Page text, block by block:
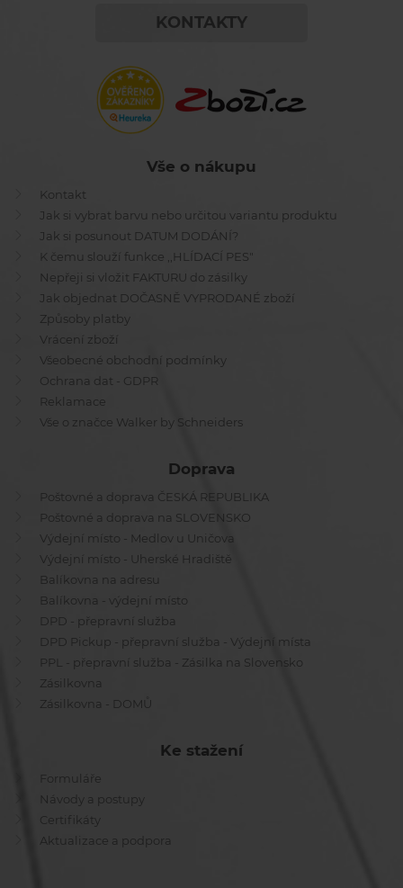
KONTAKTY
Vše o nákupu
Kontakt
Jak si vybrat barvu nebo určitou variantu produktu
Jak si posunout DATUM DODÁNÍ?
K čemu slouží funkce ,,HLÍDACÍ PES"
Nepřeji si vložit FAKTURU do zásilky
Jak objednat DOČASNĚ VYPRODANÉ zboží
Způsoby platby
Vrácení zboží
Všeobecné obchodní podmínky
Ochrana dat - GDPR
Reklamace
Vše o značce Walker by Schneiders
Doprava
Poštovné a doprava ČESKÁ REPUBLIKA
Poštovné a doprava na SLOVENSKO
Výdejní místo - Medlov u Uničova
Výdejní místo - Uherské Hradiště
Balíkovna na adresu
Balíkovna - výdejní místo
DPD - přepravní služba
DPD Pickup - přepravní služba - Výdejní místa
PPL - přepravní služba - Zásilka na Slovensko
Zásilkovna
Zásilkovna - DOMŮ
Ke stažení
Formuláře
Návody a postupy
Certifikáty
Aktualizace a podpora